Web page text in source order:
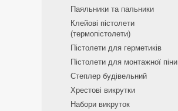
Паяльники та пальники
Клейові пістолети
(термопістолети)
Пістолети для герметиків
Пістолети для монтажної піни
Степлер будівельний
Хрестові викрутки
Набори викруток